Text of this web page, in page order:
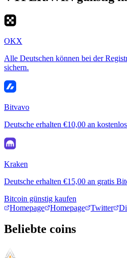
OKX
Alle Deutschen können bei der
sichern.
Bitvavo
Deutsche erhalten €10,00 an
Kraken
Deutsche erhalten €15,00 an gratis
Bitcoin günstig kaufen
Homepage
Homepage Twitter
Beliebte coins